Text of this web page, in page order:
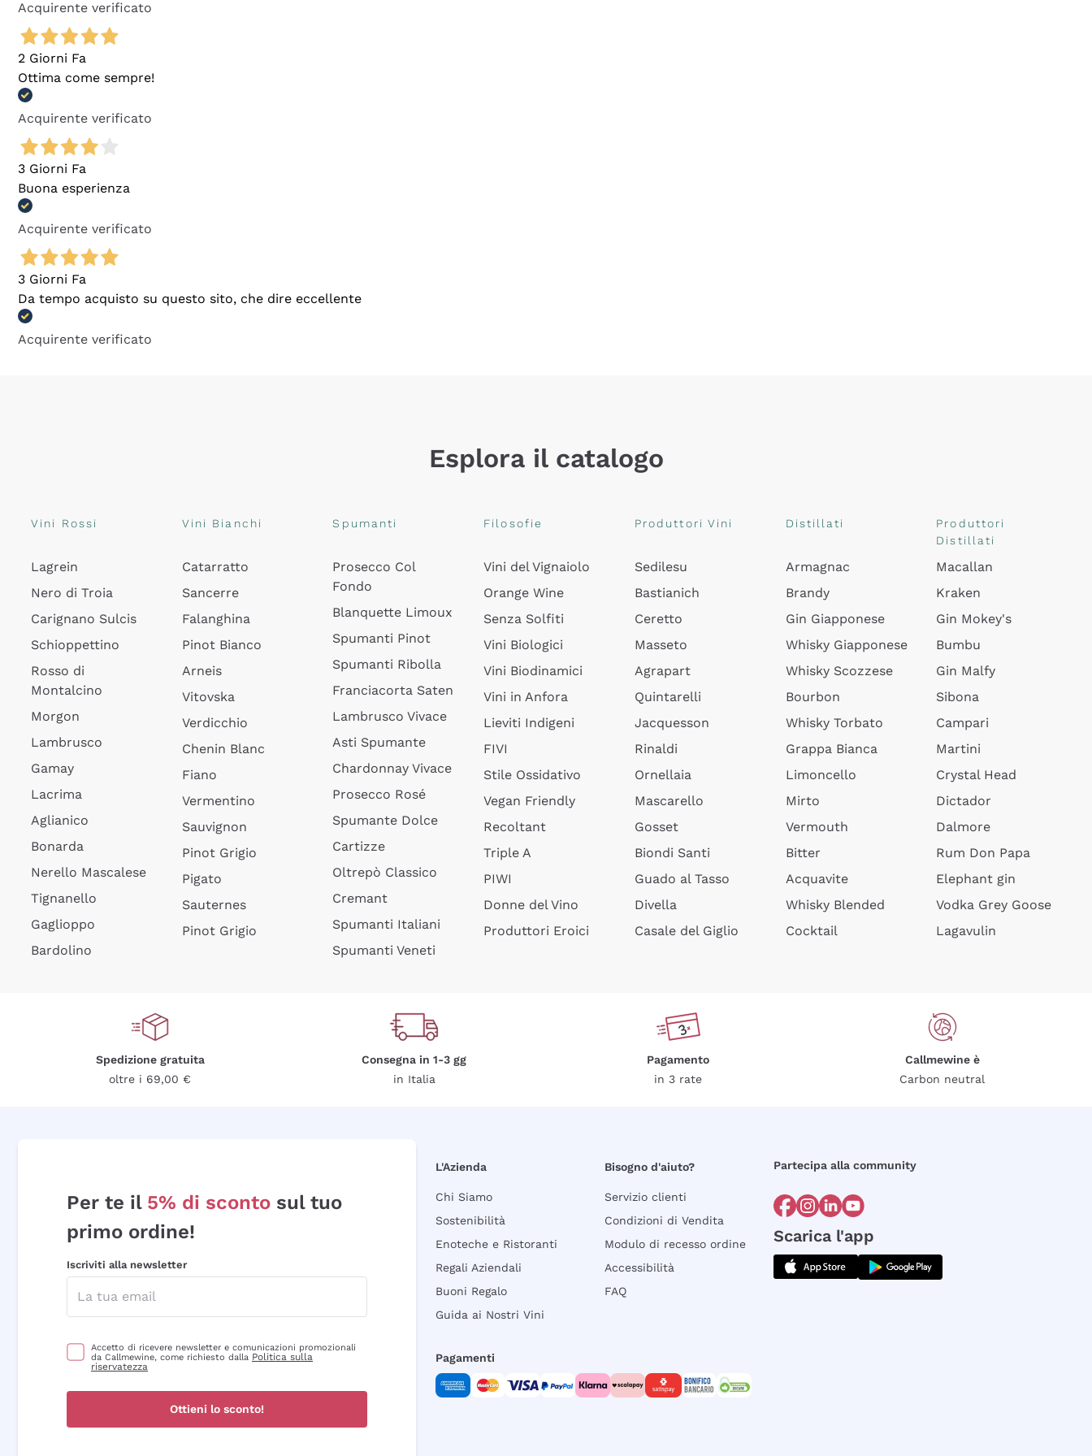
Acquirente verificato
2 Giorni Fa
Ottima come sempre!
Acquirente verificato
3 Giorni Fa
Buona esperienza
Acquirente verificato
3 Giorni Fa
Da tempo acquisto su questo sito, che dire eccellente
Acquirente verificato
Esplora il catalogo
Vini Rossi
Lagrein
Nero di Troia
Carignano Sulcis
Schioppettino
Rosso di
Montalcino
Morgon
Lambrusco
Gamay
Lacrima
Aglianico
Bonarda
Nerello Mascalese
Tignanello
Gaglioppo
Bardolino
Vini Bianchi
Catarratto
Sancerre
Falanghina
Pinot Bianco
Arneis
Vitovska
Verdicchio
Chenin Blanc
Fiano
Vermentino
Sauvignon
Pinot Grigio
Pigato
Sauternes
Pinot Grigio
Spumanti
Prosecco Col
Fondo
Blanquette Limoux
Spumanti Pinot
Spumanti Ribolla
Franciacorta Saten
Lambrusco Vivace
Asti Spumante
Chardonnay Vivace
Prosecco Rosé
Spumante Dolce
Cartizze
Oltrepò Classico
Cremant
Spumanti Italiani
Spumanti Veneti
Filosofie
Vini del Vignaiolo
Orange Wine
Senza Solfiti
Vini Biologici
Vini Biodinamici
Vini in Anfora
Lieviti Indigeni
FIVI
Stile Ossidativo
Vegan Friendly
Recoltant
Triple A
PIWI
Donne del Vino
Produttori Eroici
Produttori Vini
Sedilesu
Bastianich
Ceretto
Masseto
Agrapart
Quintarelli
Jacquesson
Rinaldi
Ornellaia
Mascarello
Gosset
Biondi Santi
Guado al Tasso
Divella
Casale del Giglio
Distillati
Armagnac
Brandy
Gin Giapponese
Whisky Giapponese
Whisky Scozzese
Bourbon
Whisky Torbato
Grappa Bianca
Limoncello
Mirto
Vermouth
Bitter
Acquavite
Whisky Blended
Cocktail
Produttori
Distillati
Macallan
Kraken
Gin Mokey's
Bumbu
Gin Malfy
Sibona
Campari
Martini
Crystal Head
Dictador
Dalmore
Rum Don Papa
Elephant gin
Vodka Grey Goose
Lagavulin
Spedizione gratuita
oltre i 69,00 €
Consegna in 1-3 gg
in Italia
Pagamento
in 3 rate
Callmewine è
Carbon neutral
Per te il 5% di sconto sul tuo
primo ordine!
Iscriviti alla newsletter
Accetto di ricevere newsletter e comunicazioni promozionali
da Callmewine, come richiesto dalla Politica sulla
riservatezza
Ottieni lo sconto!
L'Azienda
Chi Siamo
Sostenibilità
Enoteche e Ristoranti
Regali Aziendali
Buoni Regalo
Guida ai Nostri Vini
Bisogno d'aiuto?
Servizio clienti
Condizioni di Vendita
Modulo di recesso ordine
Accessibilità
FAQ
Partecipa alla community
Scarica l'app
Pagamenti